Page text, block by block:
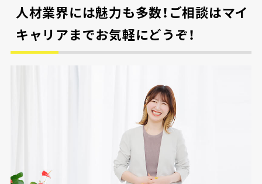
人材業界には魅力も多数！ご相談はマイ
キャリアまでお気軽にどうぞ！